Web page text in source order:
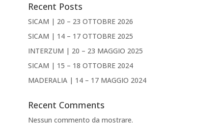
Recent Posts
SICAM | 20 – 23 OTTOBRE 2026
SICAM | 14 – 17 OTTOBRE 2025
INTERZUM | 20 – 23 MAGGIO 2025
SICAM | 15 – 18 OTTOBRE 2024
MADERALIA | 14 – 17 MAGGIO 2024
Recent Comments
Nessun commento da mostrare.